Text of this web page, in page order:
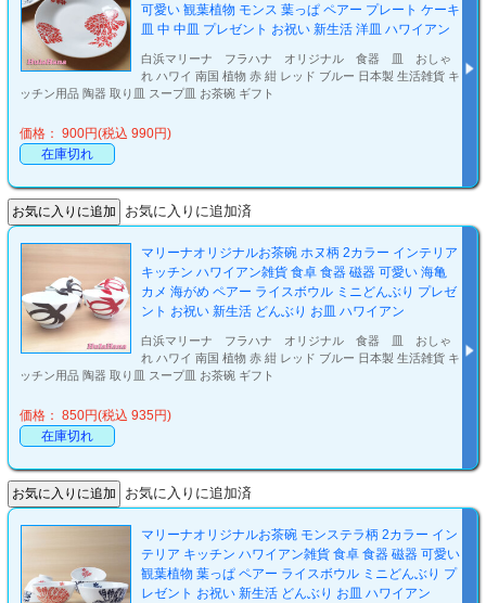
可愛い 観葉植物 モンス 葉っぱ ペアー プレート ケーキ
皿 中 中皿 プレゼント お祝い 新生活 洋皿 ハワイアン
白浜マリーナ フラハナ オリジナル 食器 皿 おしゃ
れ ハワイ 南国 植物 赤 紺 レッド ブルー 日本製 生活雑貨 キ
ッチン用品 陶器 取り皿 スープ皿 お茶碗 ギフト
価格： 900円(税込 990円)
在庫切れ
お気に入りに追加済
マリーナオリジナルお茶碗 ホヌ柄 2カラー インテリア
キッチン ハワイアン雑貨 食卓 食器 磁器 可愛い 海亀
カメ 海がめ ペアー ライスボウル ミニどんぶり プレゼ
ント お祝い 新生活 どんぶり お皿 ハワイアン
白浜マリーナ フラハナ オリジナル 食器 皿 おしゃ
れ ハワイ 南国 植物 赤 紺 レッド ブルー 日本製 生活雑貨 キ
ッチン用品 陶器 取り皿 スープ皿 お茶碗 ギフト
価格： 850円(税込 935円)
在庫切れ
お気に入りに追加済
マリーナオリジナルお茶碗 モンステラ柄 2カラー イン
テリア キッチン ハワイアン雑貨 食卓 食器 磁器 可愛い
観葉植物 葉っぱ ペアー ライスボウル ミニどんぶり プ
レゼント お祝い 新生活 どんぶり お皿 ハワイアン